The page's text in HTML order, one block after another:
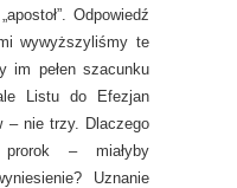
Odpowiedź
wywyższyliśmy te
im pełen szacunku
Listu do Efezjan
– nie trzy. Dlaczego
– miałyby
Uznanie